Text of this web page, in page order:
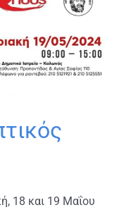
18 και 19 Μαΐου